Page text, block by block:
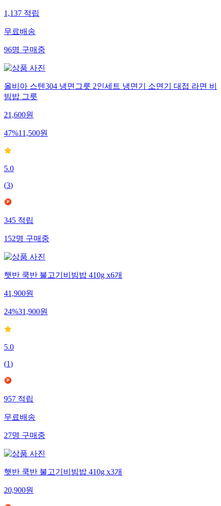
1,137적립
무료배송
96명구매중
올비아 스텐304 냉면그릇 2인세트 냉면기 소면기 대접 라면 비
빔밥 그릇
21,600원
47%11,500원
5.0
(3)
345적립
152명구매중
햇반 쿡반 불고기비빔밥 410g x6개
41,900원
24%31,900원
5.0
(1)
957적립
무료배송
27명구매중
햇반 쿡반 불고기비빔밥 410g x3개
20,900원